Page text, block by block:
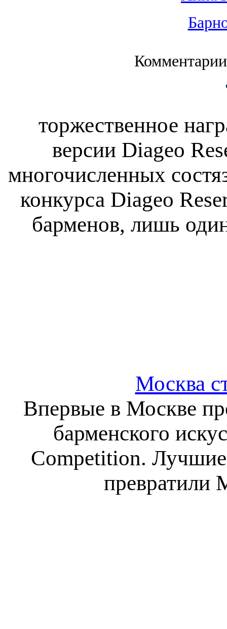
торжественное
версии Diageo
многочисленных
конкурса Diageo
барменов, лишь
Москва
Впервые в Москве
барменского
Competition.
превратили